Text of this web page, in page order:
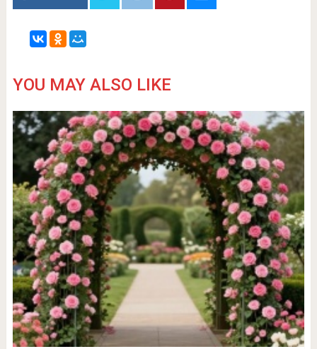
YOU MAY ALSO LIKE